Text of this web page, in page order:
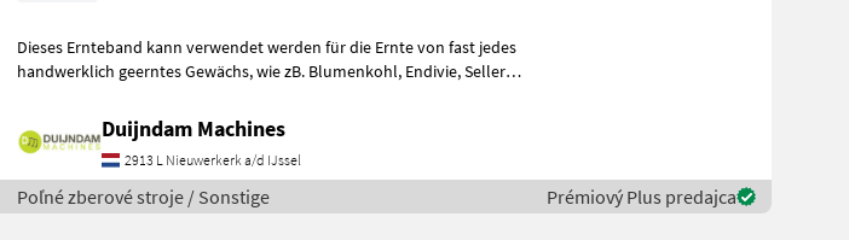
Dieses Ernteband kann verwendet werden für die Ernte von fast jedes
handwerklich geerntes Gewächs, wie zB. Blumenkohl, Endivie, Sellerie,
Duijndam Machines
2913 L Nieuwerkerk a/d IJssel
Poľné zberové stroje / Sonstige Prémiový Plus predajca